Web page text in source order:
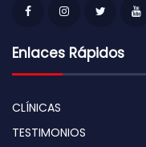
Enlaces Rápidos
CLÍNICAS
TESTIMONIOS